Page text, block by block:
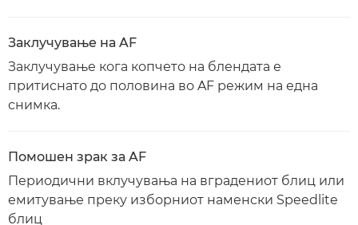
Заклучување на AF
Заклучување кога копчето на блендата е
притиснато до половина во AF режим на една
снимка.
Помошен зрак за AF
Периодични вклучувања на вградениот блиц или
емитување преку изборниот наменски Speedlite
блиц